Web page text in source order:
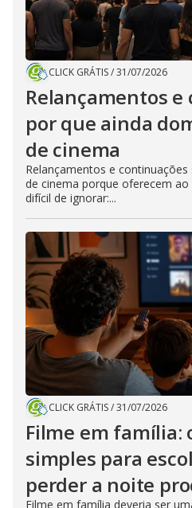
CLICK GRÁTIS/31/07/2026
Relançamentos
por que ainda
de cinema
Relançamentos e
de cinema porque oferecem
difícil de ignorar:...
CLICK GRÁTIS/31/07/2026
Filme em família:
simples para
perder a noite
Filme em família deveria ser